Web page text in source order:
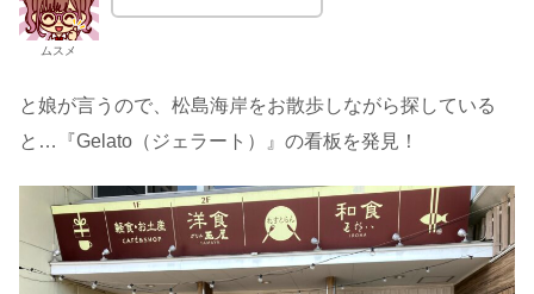
ムスメ
と娘が言うので、松島海岸をお散歩しながら探している
と…『Gelato（ジェラート）』の看板を発見！